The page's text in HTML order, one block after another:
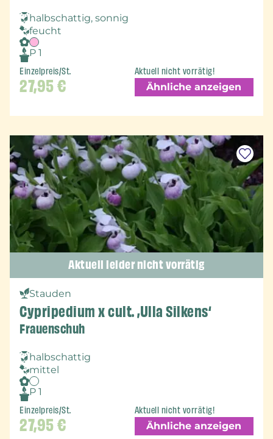
halbschattig, sonnig
feucht
P 1
Einzelpreis/St.
27,95€
Aktuell nicht vorrätig!
Ähnliche anzeigen
Aktuell leider nicht vorrätig
Stauden
Cypripedium x cult. ‚Ulla Silkens‘
Frauenschuh
halbschattig
mittel
P 1
Einzelpreis/St.
27,95€
Aktuell nicht vorrätig!
Ähnliche anzeigen